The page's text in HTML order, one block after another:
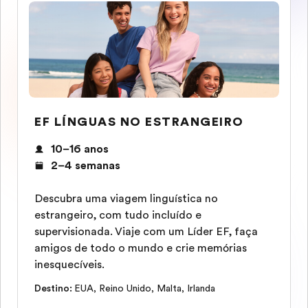
EF LÍNGUAS NO ESTRANGEIRO
10–16 anos
2–4 semanas
Descubra uma viagem linguística no
estrangeiro, com tudo incluído e
supervisionada. Viaje com um Líder EF, faça
amigos de todo o mundo e crie memórias
inesquecíveis.
Destino: EUA, Reino Unido, Malta, Irlanda